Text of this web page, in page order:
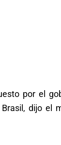
por el
dijo el